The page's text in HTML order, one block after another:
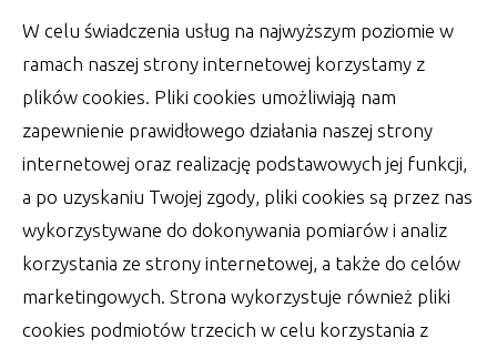
W celu świadczenia usług na najwyższym poziomie w
ramach naszej strony internetowej korzystamy z
plików cookies. Pliki cookies umożliwiają nam
zapewnienie prawidłowego działania naszej strony
internetowej oraz realizację podstawowych jej funkcji,
a po uzyskaniu Twojej zgody, pliki cookies są przez nas
wykorzystywane do dokonywania pomiarów i analiz
korzystania ze strony internetowej, a także do celów
marketingowych. Strona wykorzystuje również pliki
cookies podmiotów trzecich w celu korzystania z
zadbaj o oprawę zdjęć
Wśród rzeczy, które zrobić muszą Państwo
Młodzi w dniu swojego ślubu, jest wiele
szablonowych
autor: Lucjan 30 czerwca 2022